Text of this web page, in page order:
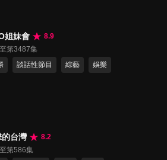
姐妹會
8.9
第3487集
談話性節目 綜藝 娛樂
的台灣
8.2
第586集